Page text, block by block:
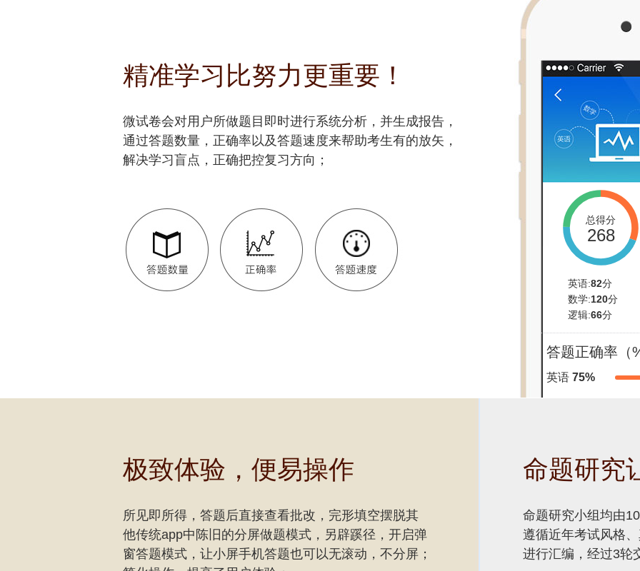
精准学习比努力更重要！
微试卷会对用户所做题目即时进行系统分析，并生成报告，
通过答题数量，正确率以及答题速度来帮助考生有的放矢，
解决学习盲点，正确把控复习方向；
总得分
268
英语:82分
数学:120分
逻辑:66分
答题正确率（
英语 75%
极致体验，便易操作
所见即所得，答题后直接查看批改，完形填空摆脱其
他传统app中陈旧的分屏做题模式，另辟蹊径，开启弹
窗答题模式，让小屏手机答题也可以无滚动，不分屏；
命题研究
命题研究小组均由
遵循近年考试风格
进行汇编，经过3轮